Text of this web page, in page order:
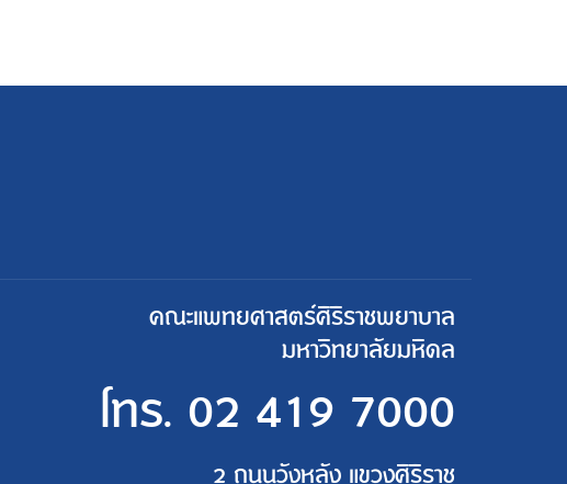
คณะแพทยศาสตร์ศิริราชพยาบาล
มหาวิทยาลัยมหิดล
โทร. 02 419 7000
2 ถนนวังหลัง แขวงศิริราช